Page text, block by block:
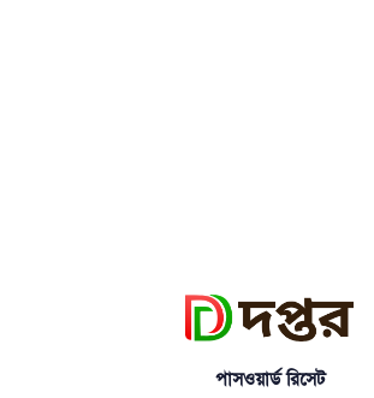
পাসওয়ার্ড রিসেট